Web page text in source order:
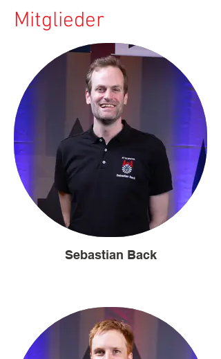
Mitglieder
Sebastian Back